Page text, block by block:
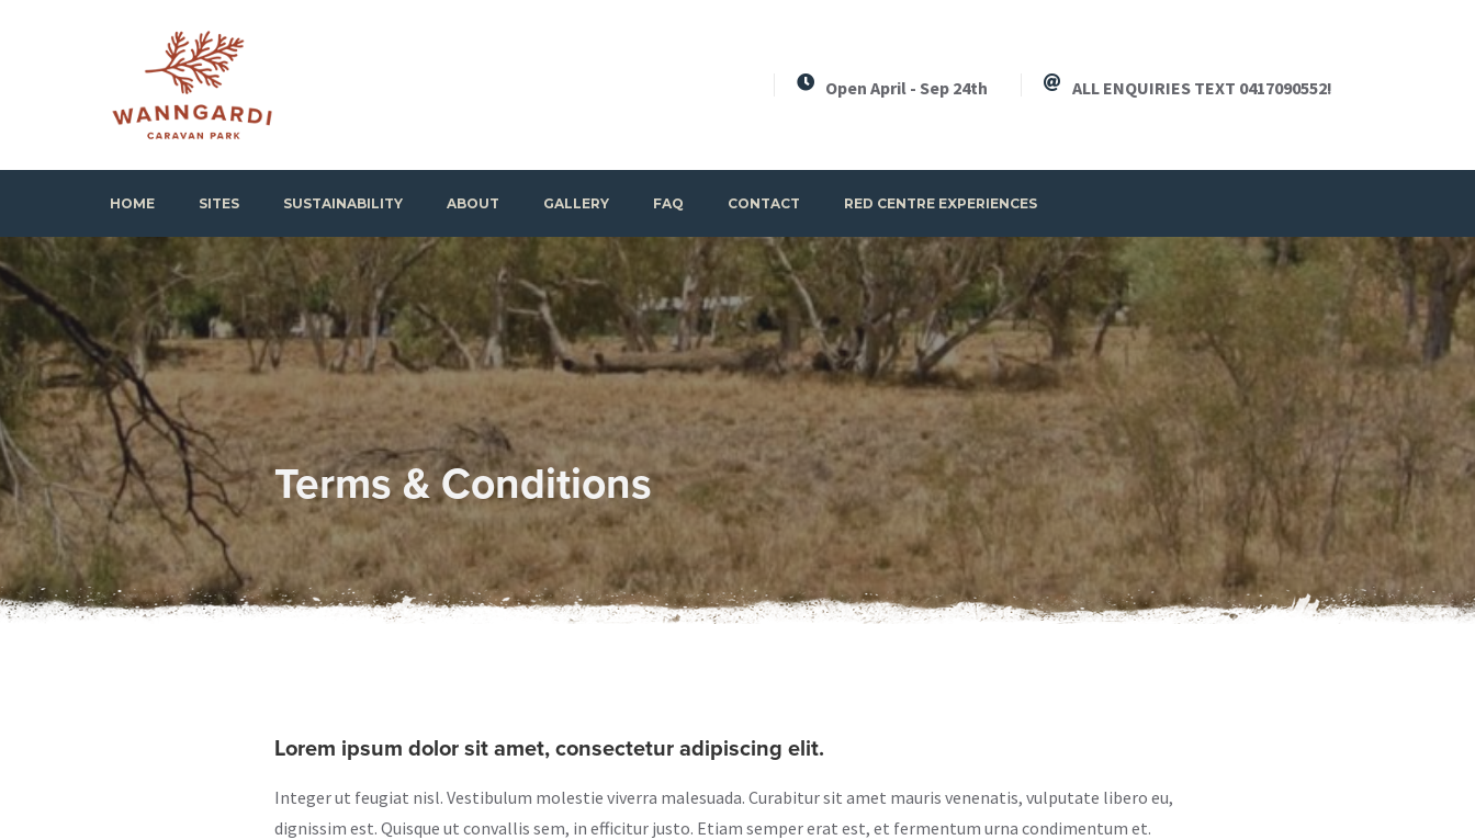
Wanngardi Caravan Park
Open April - Sep 24th ALL ENQUIRIES TEXT 0417090552!
HOME SITES SUSTAINABILITY ABOUT GALLERY FAQ CONTACT RED CENTRE EXPERIENCES
Terms & Conditions
Lorem ipsum dolor sit amet, consectetur adipiscing elit.
Integer ut feugiat nisl. Vestibulum molestie viverra malesuada. Curabitur sit amet mauris venenatis, vulputate libero eu,
dignissim est. Quisque ut convallis sem, in efficitur justo. Etiam semper erat est, et fermentum urna condimentum et.